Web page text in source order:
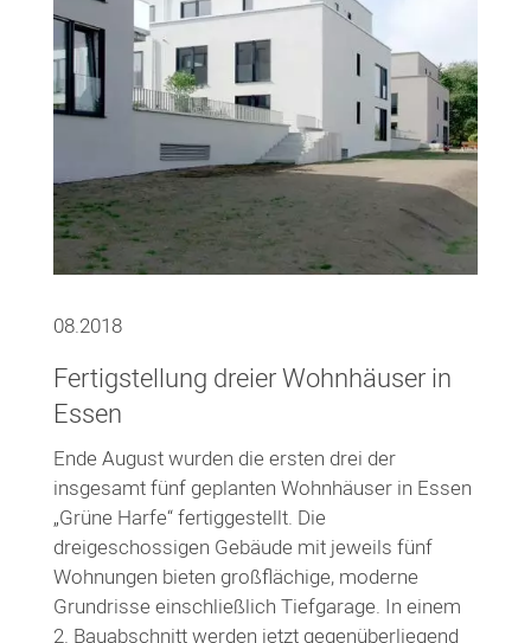
08.2018
Fertigstellung dreier Wohnhäuser in
Essen
Ende August wurden die ersten drei der
insgesamt fünf geplanten Wohnhäuser in Essen
„Grüne Harfe“ fertiggestellt. Die
dreigeschossigen Gebäude mit jeweils fünf
Wohnungen bieten großflächige, moderne
Grundrisse einschließlich Tiefgarage. In einem
2. Bauabschnitt werden jetzt gegenüberliegend